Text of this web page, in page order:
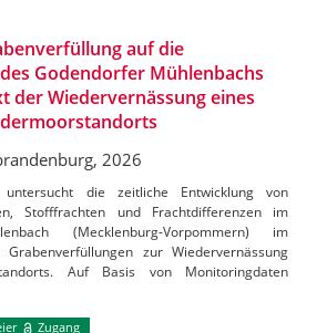
auf die
Godendorfer Mühlenbachs
der Wiedervernässung eines
2026
die zeitliche Entwicklung von
Stofffrachten und Frachtdifferenzen im
(Mecklenburg-Vorpommern) im
zur Wiedervernässung
Auf Basis von Monitoringdaten
Zugang